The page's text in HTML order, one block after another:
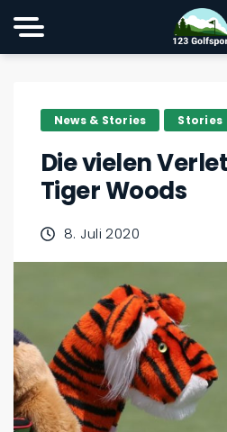
News & Stories Stories
Die vielen
Tiger Woods
8. Juli 2020